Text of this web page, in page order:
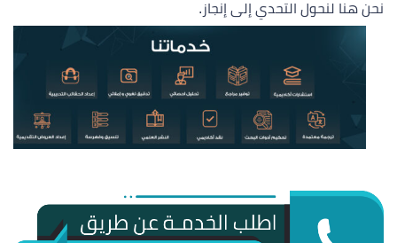
نحن هنا لنحول التحدي إلى إنجاز.